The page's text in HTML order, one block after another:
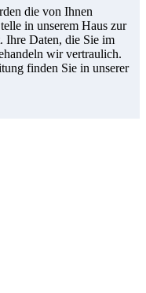
die von Ihnen
in unserem Haus zur
Ihre Daten, die Sie im
wir vertraulich.
finden Sie in unserer